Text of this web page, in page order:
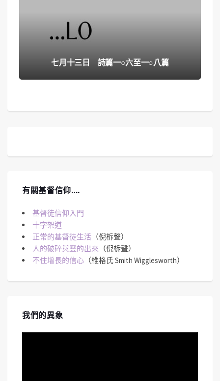
七月十三日 詩篇一○六至一○八篇
有關基督信仰….
基督徒信仰入門
十字架道
正常的基督徒生活 （倪柝聲）
人的破碎與靈的出來 （倪柝聲）
不住增長的信心 （維格氏 Smith Wigglesworth）
我們的異象